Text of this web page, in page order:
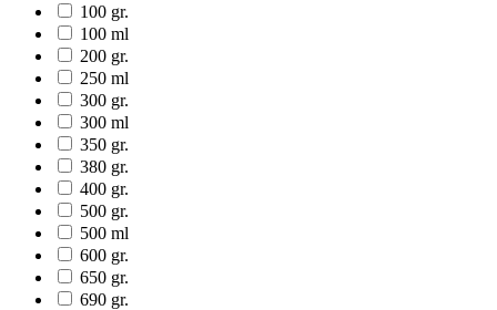
100 gr.
100 ml
200 gr.
250 ml
300 gr.
300 ml
350 gr.
380 gr.
400 gr.
500 gr.
500 ml
600 gr.
650 gr.
690 gr.